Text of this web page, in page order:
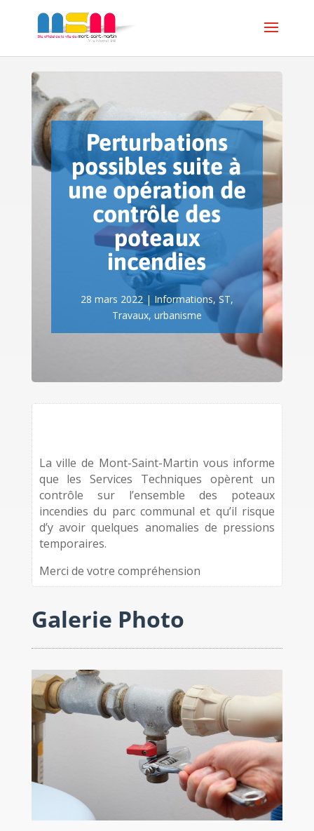
Perturbations
possibles suite à
une opération de
contrôle des
poteaux
incendies
28 mars 2022| Informations, ST,
Travaux, urbanisme
La ville de Mont-Saint-Martin vous informe
que les Services Techniques opèrent un
contrôle sur l’ensemble des poteaux
incendies du parc communal et qu’il risque
d’y avoir quelques anomalies de pressions
temporaires.
Merci de votre compréhension
Galerie Photo